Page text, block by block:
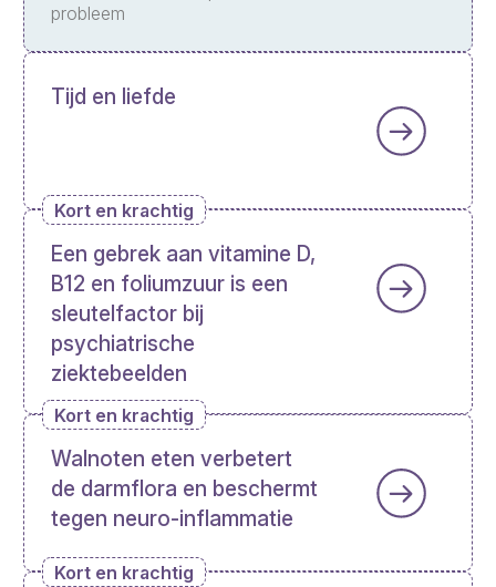
probleem
Tijd en liefde
Kort en krachtig
Een gebrek aan vitamine D,
B12 en foliumzuur is een
sleutelfactor bij
psychiatrische
ziektebeelden
Kort en krachtig
Walnoten eten verbetert
de darmflora en beschermt
tegen neuro-inflammatie
Kort en krachtig